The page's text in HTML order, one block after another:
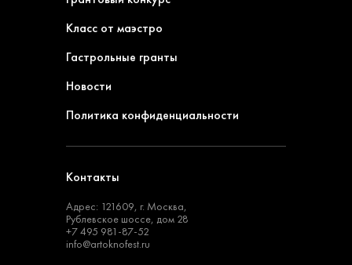
Класс от маэстро
Гастрольные гранты
Новости
Политика конфиденциальности
Контакты
Адрес: 121609, г. Москва,
Рублевское шоссе, дом 28
+7 495 981-87-52
info@artoknofest.ru